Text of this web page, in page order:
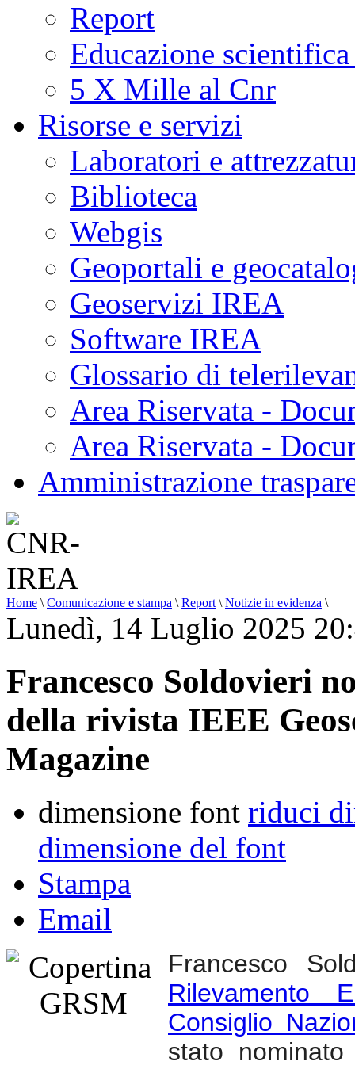
Report
Educazione
5 X Mille al Cnr
Risorse e servizi
Laboratori e
Biblioteca
Webgis
Geoportali e
Geoservizi IREA
Software IREA
Glossario di
Area Riservata -
Area Riservata -
Amministrazione
Home \ Comunicazione e stampa \ Report \ Notizie in evidenza \
Lunedì, 14 Luglio 2025
Francesco Soldovieri
della rivista IEEE
Magazine
dimensione font riduci
dimensione del font
Stampa
Email
Francesco
Rilevamento
Consiglio
stato